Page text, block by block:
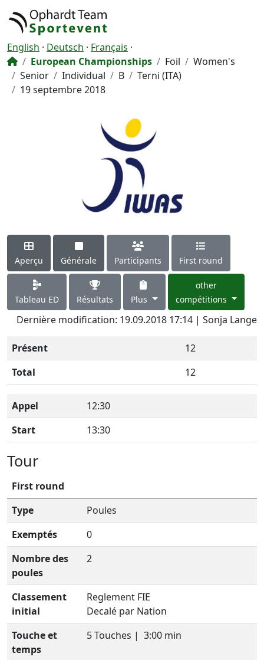
English · Deutsch · Français ·
European Championships
Foil
Women's
Senior
Individual B
Terni (ITA)
19 septembre 2018
Aperçu Générale Participants First round
Tableau ED Résultats Plus
other
compétitions
Dernière modification: 19.09.2018 17:14 | Sonja Lange
Présent
12
Total
12
Appel
12:30
Start
13:30
Tour
First round
Type
Poules
Exemptés
0
Nombre des
poules
2
Classement
initial
Reglement FIE
Decalé par Nation
Touche et
temps
5 Touches | 3:00 min